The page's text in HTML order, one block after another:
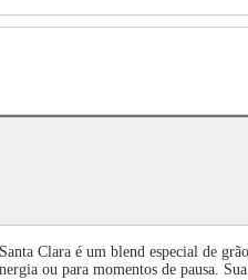
Clara é um blend especial de
ou para momentos de pausa.